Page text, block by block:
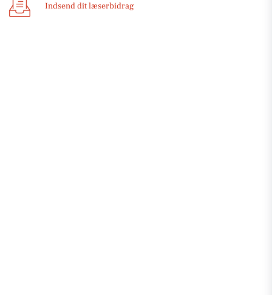
Indsend dit læserbidrag